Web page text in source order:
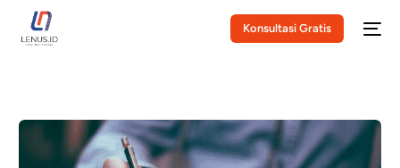
Konsultasi Gratis